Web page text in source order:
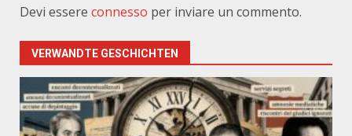
Devi essere connesso per inviare un commento.
VERWANDTE GESCHICHTEN